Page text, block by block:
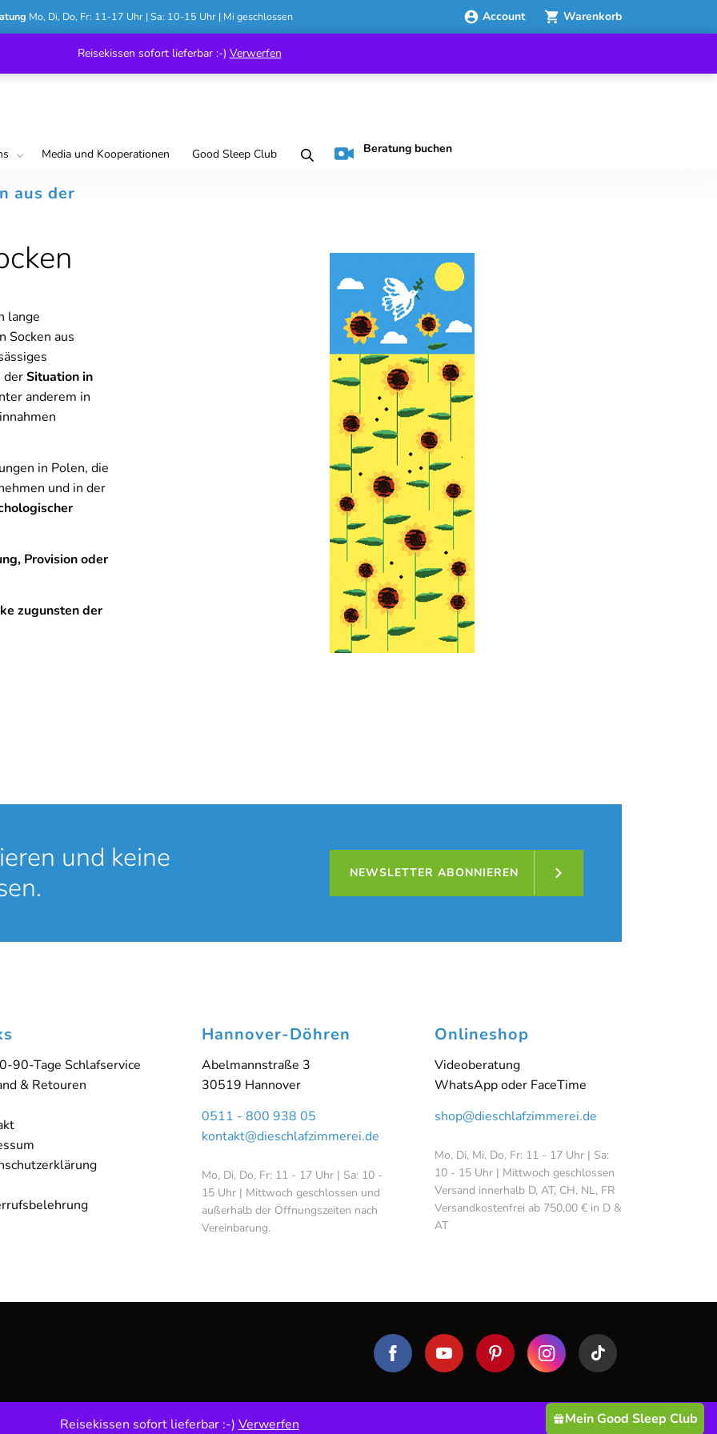
Mo, Di, Do, Fr: 11-17 Uhr | Sa: 10-15 Uhr | Mi geschlossen Account Warenkorb
Reisekissen sofort lieferbar :-) Verwerfen
Media und Kooperationen Good Sleep Club Beratung buchen
aus der
lange
Socken aus
derSituation in
anderem in
in Polen, die
und in der
Provision oder
zugunsten der
Hannover Döhren
Time
. Um auf den eigentlichen Inhalt zuzugreifen, klicken Sie auf den Button unten. Bitte beachten Sie, dass dabei
Daten an Drittanbieter weitergegeben werden.
und keine
NEWSLETTER ABONNIEREN
90-Tage Schlafservice
& Retouren
Hannover-Döhren
Abelmannstraße 3
30519 Hannover
0511 - 800 938 05
kontakt@dieschlafzimmerei.de
Mo, Di, Do, Fr: 11 - 17 Uhr | Sa: 10 -
15 Uhr | Mittwoch geschlossen und
außerhalb der Öffnungszeiten nach
Vereinbarung.
Onlineshop
Videoberatung
WhatsApp oder FaceTime
shop@dieschlafzimmerei.de
Mo, Di, Mi, Do, Fr: 11 - 17 Uhr | Sa:
10 - 15 Uhr | Mittwoch geschlossen
Versand innerhalb D, AT, CH, NL, FR
Versandkostenfrei ab 750,00 € in D &
AT
Reisekissen sofort lieferbar :-) Verwerfen Mein Good Sleep Club